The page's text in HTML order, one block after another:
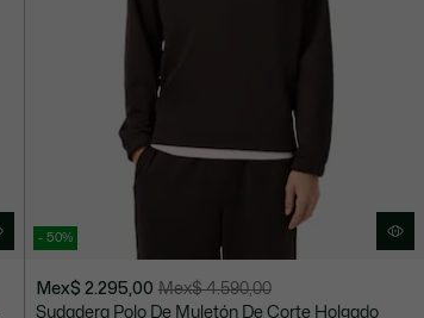
- 50%
Mex$ 2.295,00
Precio
Mex$ 4.590,00
Precio
Sudadera Polo De Muletón De Corte Holgado